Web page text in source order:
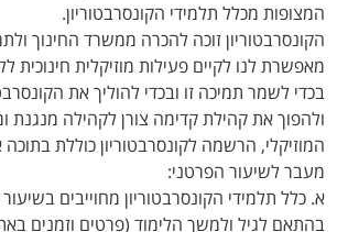
המצופות מכלל תלמידי הקונסרבטוריון.
הקונסרבטוריון זוכה להכרה ממשרד החינוך
מאפשרת לנו לקיים פעילות מוזיקלית חינוכית
בכדי לשמר תמיכה זו ובכדי להוליך את
ולהפוך את קהילת קדימה צורן לקהילה מנגנת
המוזיקלי, הרשמה לקונסרבטוריון כוללת
מעבר לשיעור הפרטני:
א. כלל תלמידי הקונסרבטוריון מחוייבים
בהתאם לגיל ולמשך הלימוד (פרטים וזמנים